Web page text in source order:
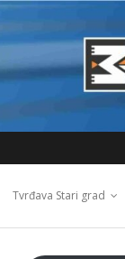
Tvrđava Stari grad